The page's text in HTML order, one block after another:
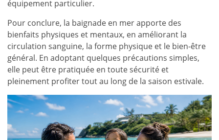
équipement particulier.
Pour conclure, la baignade en mer apporte des
bienfaits physiques et mentaux, en améliorant la
circulation sanguine, la forme physique et le bien-être
général. En adoptant quelques précautions simples,
elle peut être pratiquée en toute sécurité et
pleinement profiter tout au long de la saison estivale.